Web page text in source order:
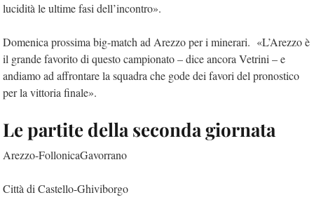
lucidità le ultime fasi dell’incontro».
Domenica prossima big-match ad Arezzo per i minerari. «L’Arezzo è
il grande favorito di questo campionato – dice ancora Vetrini – e
andiamo ad affrontare la squadra che gode dei favori del pronostico
per la vittoria finale».
Le partite della seconda giornata
Arezzo-FollonicaGavorrano
Città di Castello-Ghiviborgo